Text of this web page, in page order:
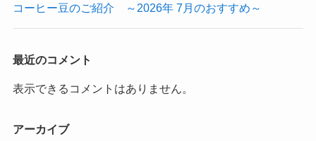
コーヒー豆のご紹介 ～2026年 7月のおすすめ～
最近のコメント
表示できるコメントはありません。
アーカイブ